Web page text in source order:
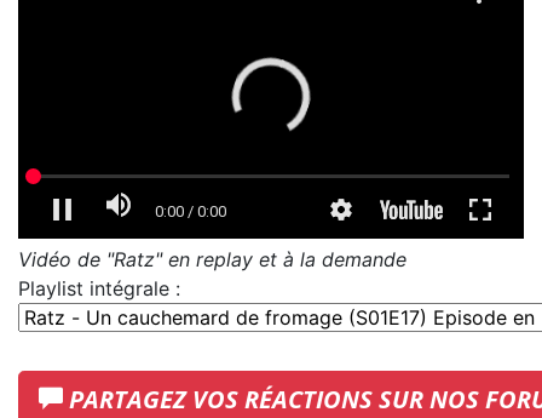
Vidéo de "Ratz" en replay et à la demande
Playlist intégrale :
PARTAGEZ VOS RÉACTIONS SUR NOS